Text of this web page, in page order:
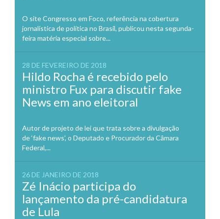
O site Congresso em Foco, referência na cobertura
jornalística de política no Brasil, publicou nesta segunda-
feira matéria especial sobre...
28 DE FEVEREIRO DE 2018
Hildo Rocha é recebido pelo
ministro Fux para discutir fake
News em ano eleitoral
Autor de projeto de lei que trata sobre a divulgação
de ‘fake news’, o Deputado e Procurador da Câmara
Federal,...
26 DE JANEIRO DE 2018
Zé Inácio participa do
lançamento da pré-candidatura
de Lula